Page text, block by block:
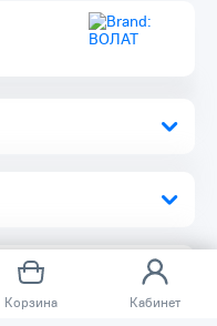
Корзина Кабинет